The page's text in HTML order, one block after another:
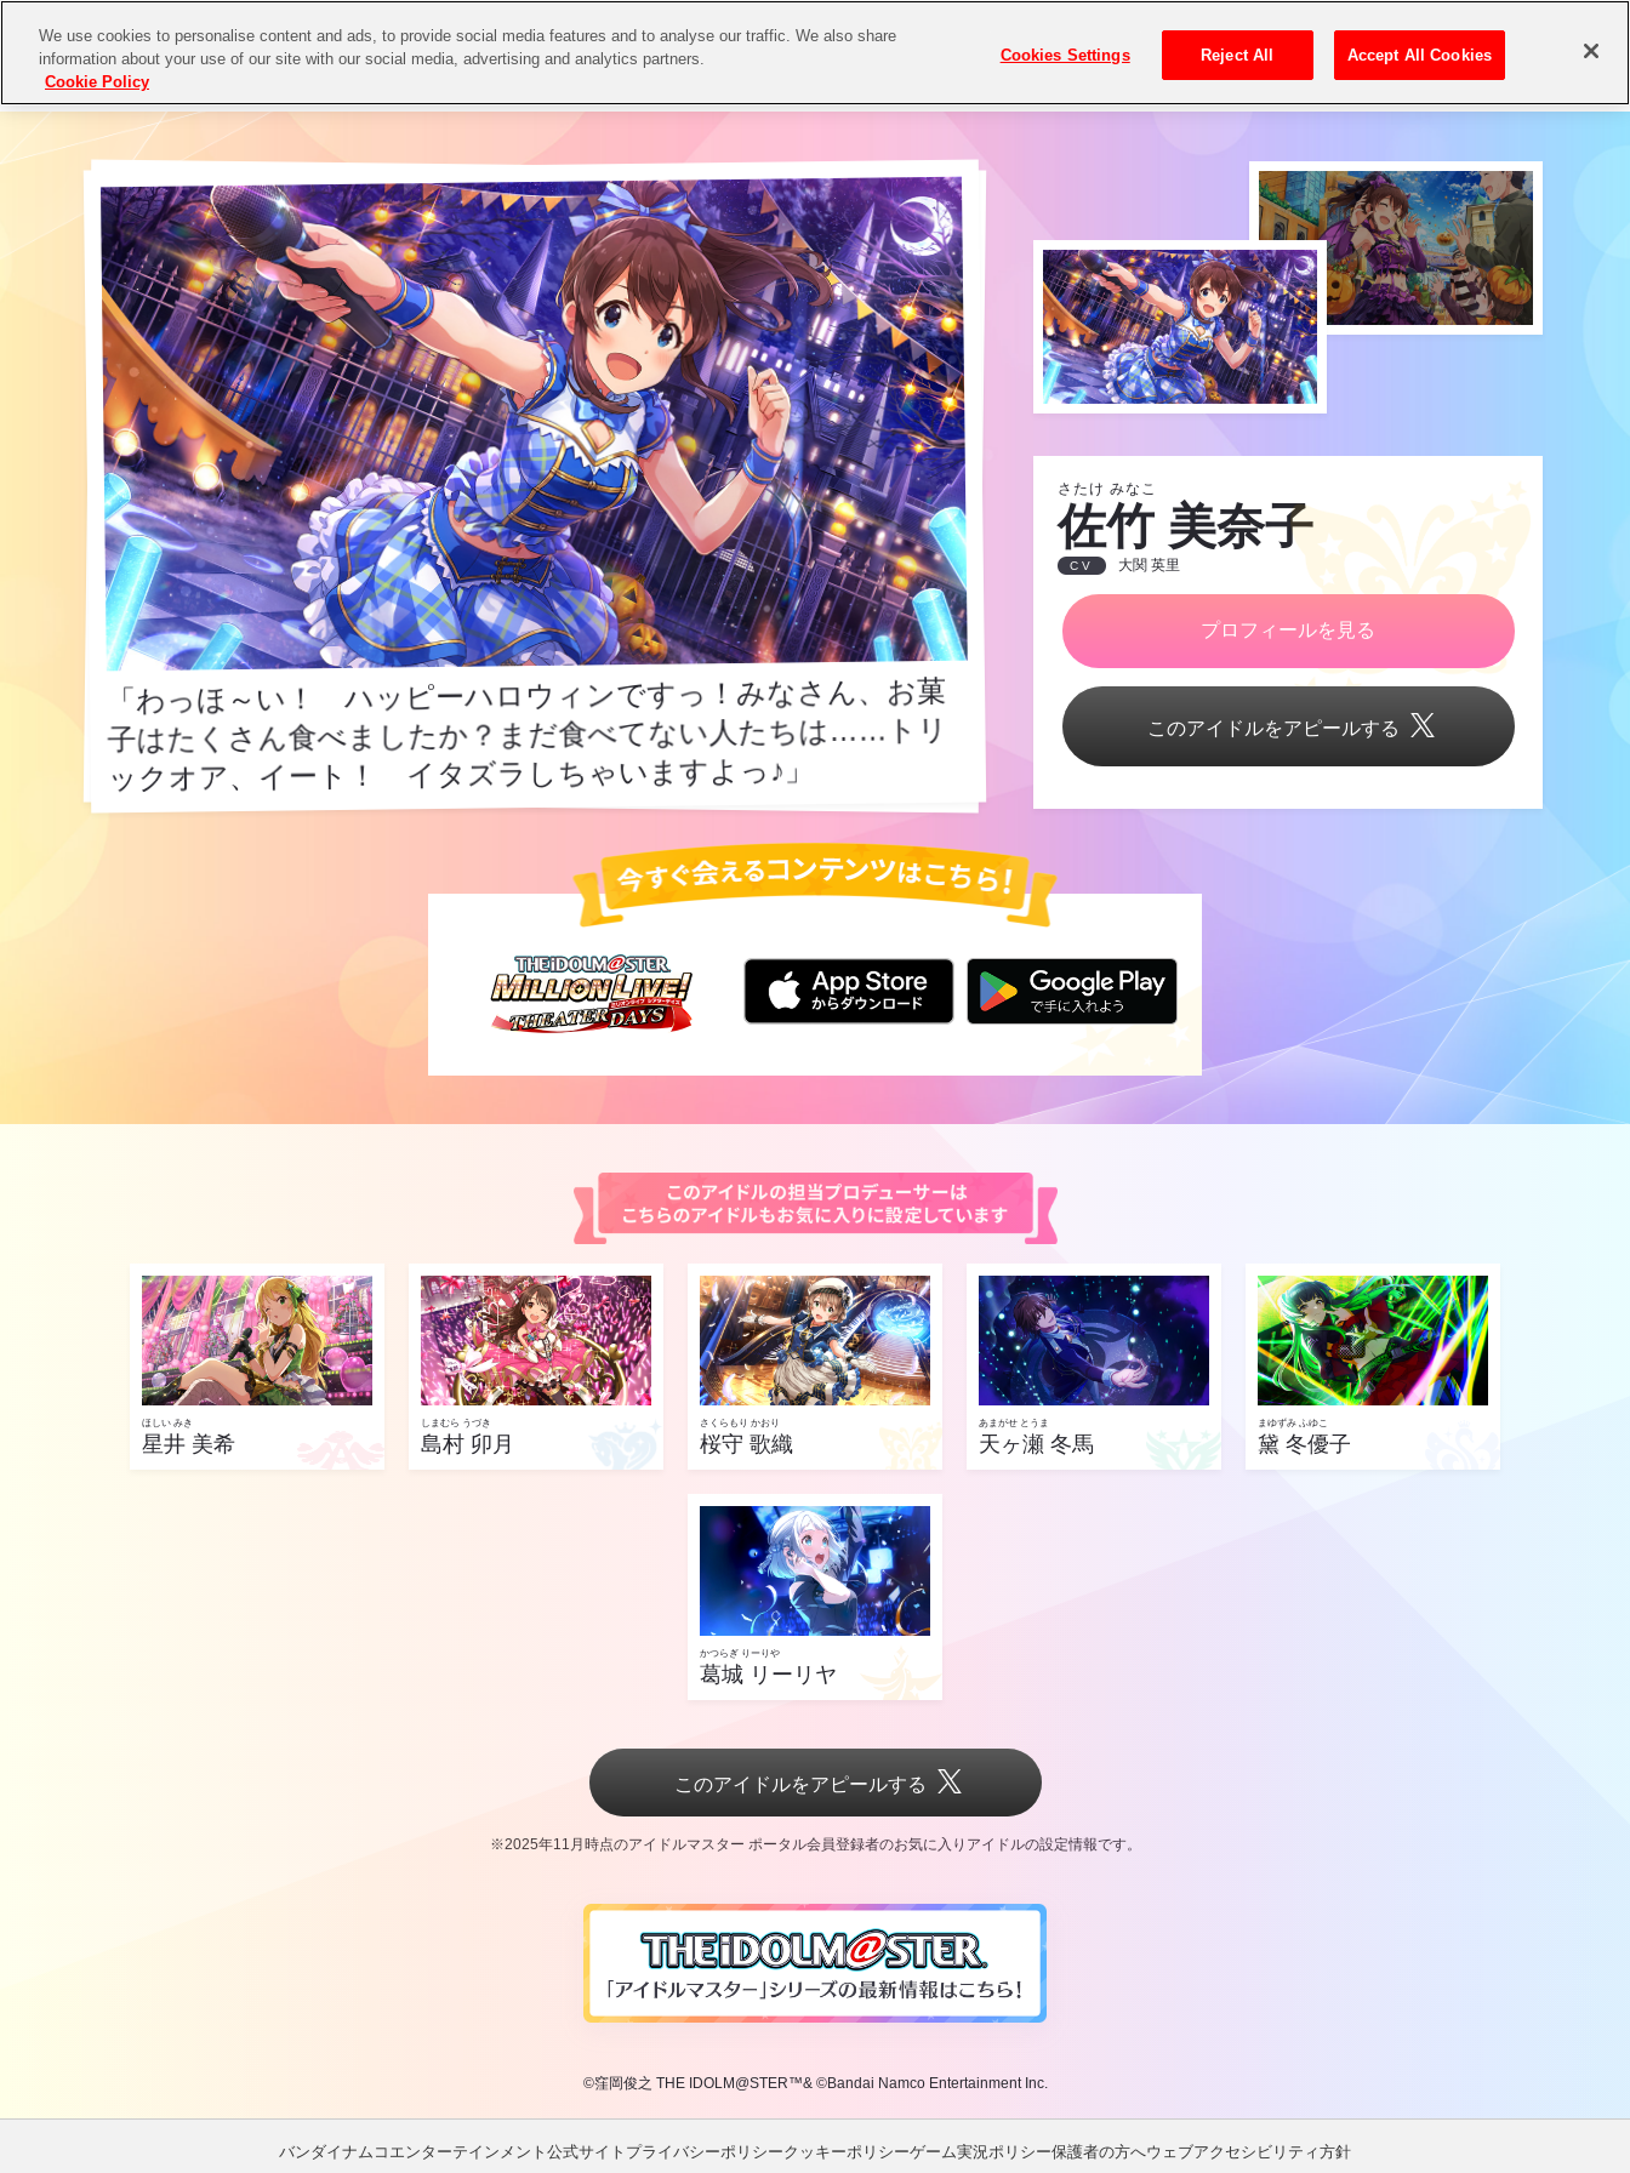
「わっほ～い！ ハッピーハロウィンですっ！みなさん、お菓
子はたくさん食べましたか？まだ食べてない人たちは……トリ
ックオア、イート！ イタズラしちゃいますよっ♪」
「わっほ～い！ ハッピーハロウィンですっ！みなさん、お菓
子はたくさん食べましたか？まだ食べてない人たちは……トリ
ックオア、イート！ イタズラしちゃいますよっ♪」
さたけ みなこ
佐竹 美奈子
CV 大関 英里
プロフィールを見る
このアイドルをアピールする
ほしい みき
星井 美希
しまむら うづき
島村 卯月
さくらもり かおり
桜守 歌織
あまがせ とうま
天ヶ瀬 冬馬
まゆずみ ふゆこ
黛 冬優子
かつらぎ りーりや
葛城 リーリヤ
このアイドルをアピールする
※2025年11月時点のアイドルマスター ポータル会員登録者のお気に入りアイドルの設定情報です。
©窪岡俊之 THE IDOLM@STER™& ©Bandai Namco Entertainment Inc.
バンダイナムコエンターテインメント公式サイト プライバシーポリシークッキーポリシーゲーム実況ポリシー保護者の方へウェブアクセシビリティ方針
We use cookies to personalise content and ads, to provide social media features and to analyse our traffic. We also share
information about your use of our site with our social media, advertising and analytics partners.
Cookie Policy
Cookies Settings Reject All Accept All Cookies